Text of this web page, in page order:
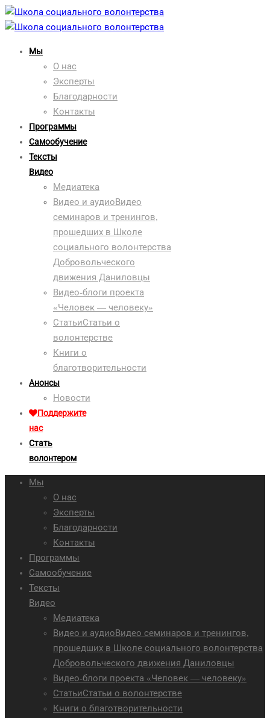
Мы
О нас
Эксперты
Благодарности
Контакты
Программы
Самообучение
Тексты
Видео
Медиатека
Видео и аудиоВидео
семинаров и тренингов,
прошедших в Школе
социального волонтерства
Добровольческого
движения Даниловцы
Видео-блоги проекта
«Человек — человеку»
СтатьиСтатьи о
волонтерстве
Книги о
благотворительности
Анонсы
Новости
Поддержите
нас
Стать
волонтером
Мы
О нас
Эксперты
Благодарности
Контакты
Программы
Самообучение
Тексты
Видео
Медиатека
Видео и аудиоВидео семинаров и тренингов,
прошедших в Школе социального волонтерства
Добровольческого движения Даниловцы
Видео-блоги проекта «Человек — человеку»
СтатьиСтатьи о волонтерстве
Книги о благотворительности